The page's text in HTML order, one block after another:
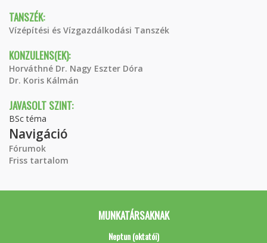
TANSZÉK:
Vízépítési és Vízgazdálkodási Tanszék
KONZULENS(EK):
Horváthné Dr. Nagy Eszter Dóra
Dr. Koris Kálmán
JAVASOLT SZINT:
BSc téma
Navigáció
Fórumok
Friss tartalom
MUNKATÁRSAKNAK
Neptun (oktatói)